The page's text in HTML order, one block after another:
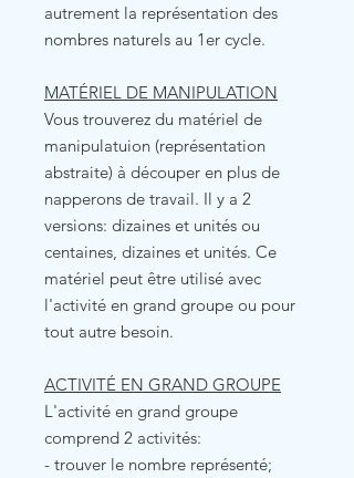
autrement la représentation des
nombres naturels au 1er cycle.
MATÉRIEL DE MANIPULATION
Vous trouverez du matériel de
manipulatuion (représentation
abstraite) à découper en plus de
napperons de travail. Il y a 2
versions: dizaines et unités ou
centaines, dizaines et unités. Ce
matériel peut être utilisé avec
l'activité en grand groupe ou pour
tout autre besoin.
ACTIVITÉ EN GRAND GROUPE
L'activité en grand groupe
comprend 2 activités:
- trouver le nombre représenté;